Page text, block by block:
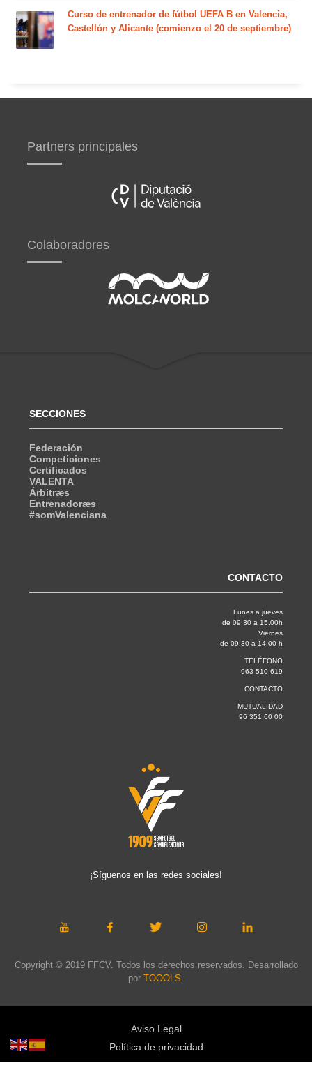
Curso de entrenador de fútbol UEFA B en Valencia,
Castellón y Alicante (comienzo el 20 de septiembre)
Partners principales
Colaboradores
SECCIONES
Federación
Competiciones
Certificados
VALENTA
Árbitræs
Entrenadoræs
#somValenciana
CONTACTO
Lunes a jueves
de 09:30 a 15.00h
Viernes
de 09:30 a 14.00 h
TELÉFONO
963 510 619
CONTACTO
MUTUALIDAD
96 351 60 00
¡Síguenos en las redes sociales!
Copyright © 2019 FFCV. Todos los derechos reservados. Desarrollado
por TOOOLS
Aviso Legal
Política de privacidad
Política de cookies